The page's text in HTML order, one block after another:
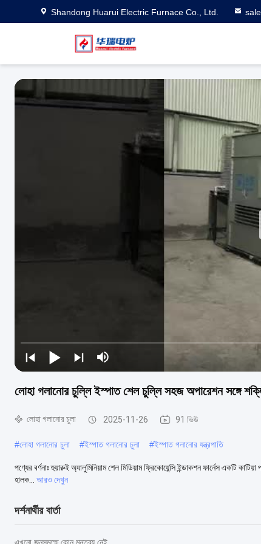
Shandong Huarui Electric Furnace Co., Ltd.
লোহা গলানোর চুল্লি ইস্পাত শেল চুল্লি সহজ অপারেশন সঙ্গে
লোহা গলানোর চুলা 2025-11-26 91 ভিউ
#লোহা গলানোর চুলা #ইস্পাত গলানোর চুলা #ইস্পাত গলানোর যন্ত্রপাতি
পণ্যের বর্ণনাঃ হুয়ারুই অ্যালুমিনিয়াম শেল মিডিয়াম ফ্রিকোয়েন্সি ইন্ডাকশন ফার্নেস একটি
হালক...
আরও দেখুন
দর্শনার্থীর বার্তা
এখনো জনসমক্ষে কোন মন্তব্য নেই